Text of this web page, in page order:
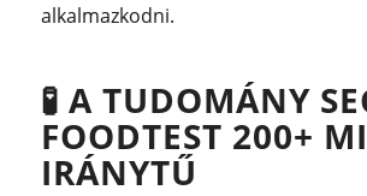
alkalmazkodni.
🧪 A TUDOMÁNY
FOODTEST 200+
IRÁNYTŰ